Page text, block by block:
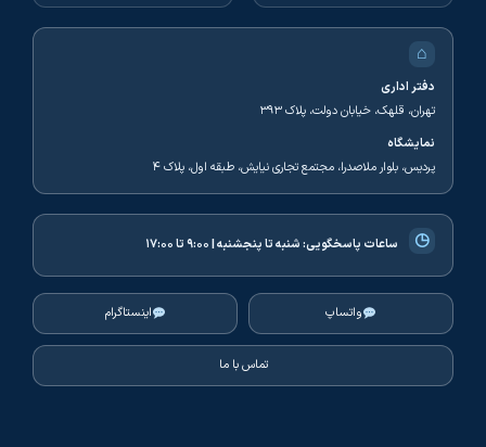
⌂
دفتر اداری
تهران، قلهک، خیابان دولت، پلاک ۳۹۳
نمایشگاه
پردیس، بلوار ملاصدرا، مجتمع تجاری نیایش، طبقه اول، پلاک ۴
◷ ساعات پاسخگویی:شنبه تا پنجشنبه | ۹:۰۰ تا ۱۷:۰۰
واتساپ اینستاگرام
تماس با ما